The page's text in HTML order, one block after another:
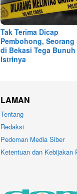
Tak Terima Dicap
Pembohong, Seorang
di Bekasi Tega Bunuh
Istrinya
LAMAN
Tentang
Redaksi
Pedoman Media Siber
Ketentuan dan Kebijakan